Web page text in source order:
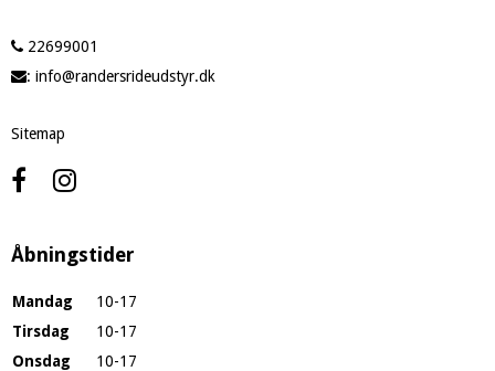
22699001
: info@randersrideudstyr.dk
Sitemap
Åbningstider
Mandag
10-17
Tirsdag
10-17
Onsdag
10-17